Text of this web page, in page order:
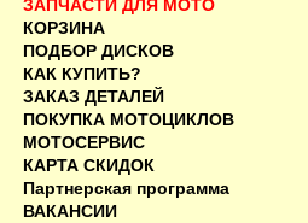
ЗАПЧАСТИ ДЛЯ МОТО
КОРЗИНА
ПОДБОР ДИСКОВ
КАК КУПИТЬ?
ЗАКАЗ ДЕТАЛЕЙ
ПОКУПКА МОТОЦИКЛОВ
МОТОСЕРВИС
КАРТА СКИДОК
Партнерская программа
ВАКАНСИИ